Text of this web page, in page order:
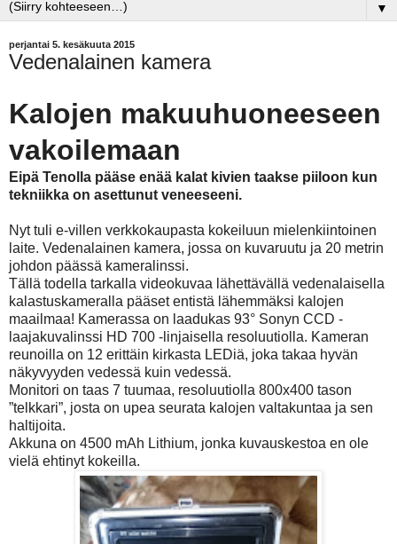
▼
perjantai 5. kesäkuuta 2015
Vedenalainen kamera
Kalojen makuuhuoneeseen
vakoilemaan
Eipä Tenolla pääse enää kalat kivien taakse piiloon kun
tekniikka on asettunut veneeseeni.
Nyt tuli e-villen verkkokaupasta kokeiluun mielenkiintoinen
laite. Vedenalainen kamera, jossa on kuvaruutu ja 20 metrin
johdon päässä kameralinssi.
Tällä todella tarkalla videokuvaa lähettävällä vedenalaisella
kalastuskameralla pääset entistä lähemmäksi kalojen
maailmaa! Kamerassa on laadukas 93° Sonyn CCD -
laajakuvalinssi HD 700 -linjaisella resoluutiolla. Kameran
reunoilla on 12 erittäin kirkasta LEDiä, joka takaa hyvän
näkyvyyden vedessä kuin vedessä.
Monitori on taas 7 tuumaa, resoluutiolla 800x400 tason
”telkkari”, josta on upea seurata kalojen valtakuntaa ja sen
haltijoita.
Akkuna on 4500 mAh Lithium, jonka kuvauskestoa en ole
vielä ehtinyt kokeilla.